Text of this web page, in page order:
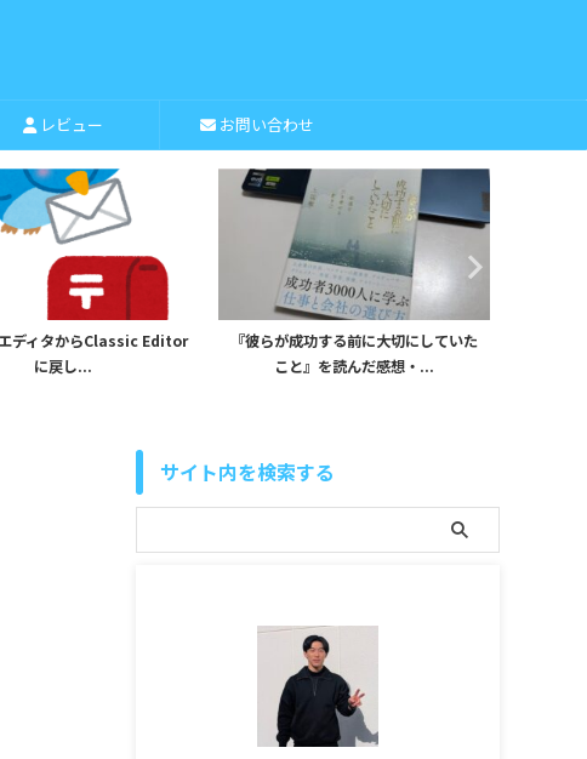
レビュー お問い合わせ
ディタからClassic Editor
に戻し...
『彼らが成功する前に大切にしていた
こと』を読んだ感想・...
サイト内を検索する